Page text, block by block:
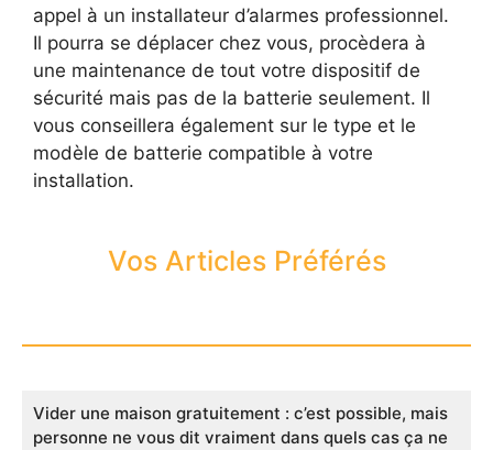
appel à un installateur d’alarmes professionnel.
Il pourra se déplacer chez vous, procèdera à
une maintenance de tout votre dispositif de
sécurité mais pas de la batterie seulement. Il
vous conseillera également sur le type et le
modèle de batterie compatible à votre
installation.
Vos Articles Préférés
Vider une maison gratuitement : c’est possible, mais
personne ne vous dit vraiment dans quels cas ça ne